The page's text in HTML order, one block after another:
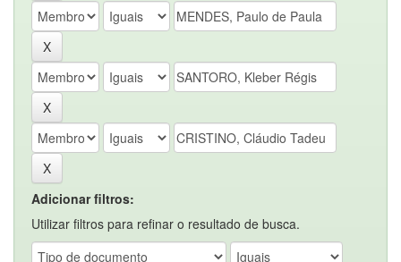
Adicionar filtros:
Utilizar filtros para refinar o resultado de busca.